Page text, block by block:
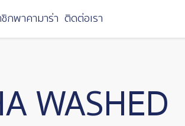
กพาคามาร่า ติดต่อเรา
WASHED